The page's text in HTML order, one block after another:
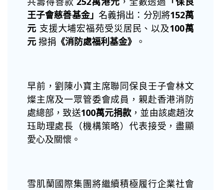
王子會慈善基金」 名義捐出：分別將152萬
元 支援大埔宏福苑受災居民、以及100萬
元 撥捐 《消防處福利基金》 。
早前，劉陳小寶主席聯同保良壬子會林文
燦主席及一眾管委會成員，親赴香港消防
處總部，致送100萬元捐款 ，並由該處趙汝
珏助理處長（機構策略）代表接受，盡顯
愛心及關懷。
雪肌蘭國際集團將繼續積極履行企業社會